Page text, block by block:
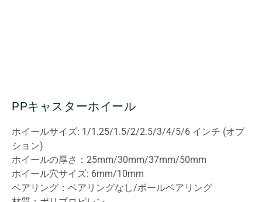
PPキャスターホイール
ホイールサイズ: 1/1.25/1.5/2/2.5/3/4/5/6 インチ (オプ
ション)
ホイールの厚さ：25mm/30mm/37mm/50mm
ホイール穴サイズ: 6mm/10mm
ベアリング：ベアリングなし/ボールベアリング